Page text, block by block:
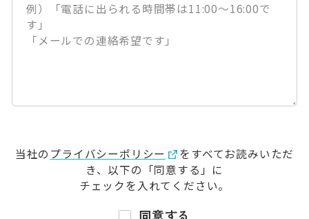
当社の プライバシーポリシー
をすべてお読みいただ
き、 以下の「同意する」に
チェックを入れてください。
同意する